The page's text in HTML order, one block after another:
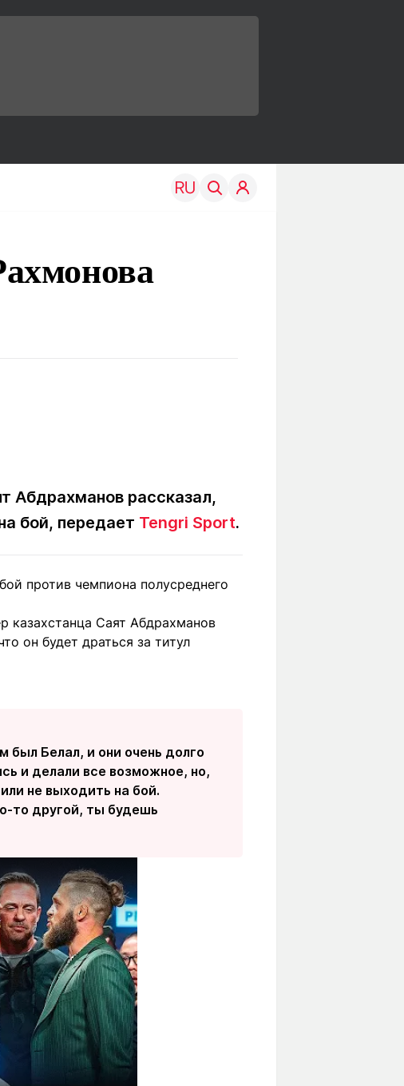
Абдрахманов рассказал,
бой, передает Tengri Sport.
против чемпиона полусреднего
казахстанца Саят Абдрахманов
он будет драться за титул
был Белал, и они очень долго
и делали все возможное, но,
не выходить на бой.
то другой, ты будешь